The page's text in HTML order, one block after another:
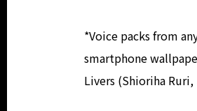
*Voice packs from
smartphone
Livers (Shioriha